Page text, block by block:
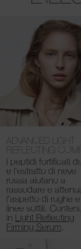
ADVANCED LIGHT
REFLECTING
I peptidi fortificati
e l’estratto di neve
rossa aiutano a
rassodare e
l’aspetto di rughe e
linee sottili.
in Light Reflecting
Firming Serum.